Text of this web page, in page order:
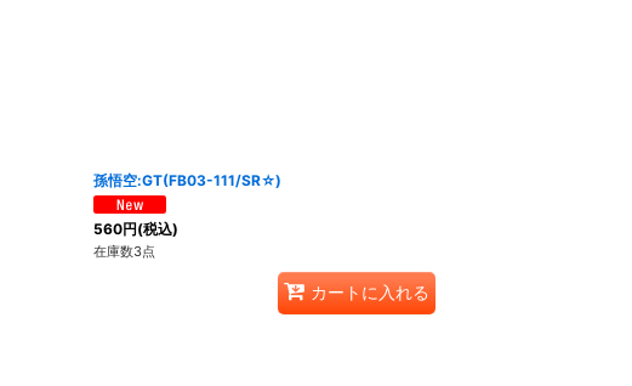
孫悟空:GT(FB03-111/SR☆)
560円(税込)
在庫数3点
カートに入れる